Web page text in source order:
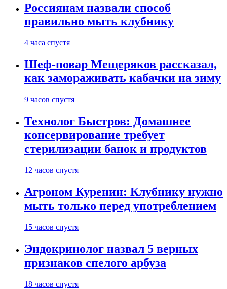
Россиянам назвали способ
правильно мыть клубнику
4 часа спустя
Шеф-повар Мещеряков рассказал,
как замораживать кабачки на зиму
9 часов спустя
Технолог Быстров: Домашнее
консервирование требует
стерилизации банок и продуктов
12 часов спустя
Агроном Куренин: Клубнику нужно
мыть только перед употреблением
15 часов спустя
Эндокринолог назвал 5 верных
признаков спелого арбуза
18 часов спустя